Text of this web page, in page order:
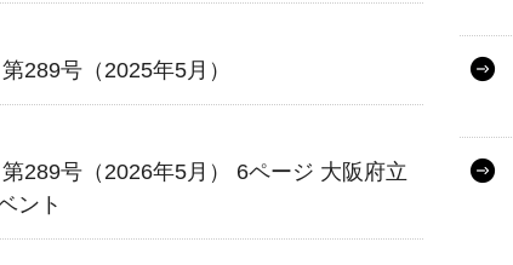
289号（2025年5月）
289号（2026年5月） 6ページ 大阪府立
ント